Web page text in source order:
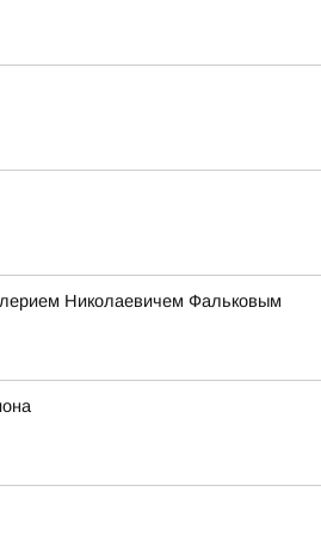
Николаевичем Фальковым